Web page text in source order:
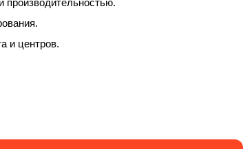
производительностью.
и центров.